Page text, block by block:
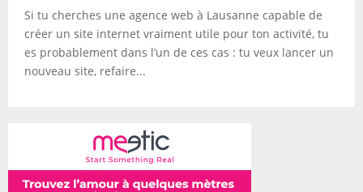
Si tu cherches une agence web à Lausanne capable de
créer un site internet vraiment utile pour ton activité, tu
es probablement dans l’un de ces cas : tu veux lancer un
nouveau site, refaire...